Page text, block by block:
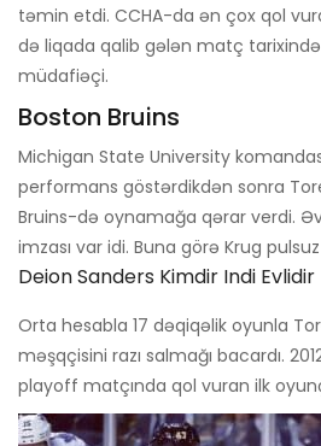
təmin etdi. CCHA-da ən çox qol
də liqada qalib gələn matç
müdafiəçi.
Boston Bruins
Michigan State University
performans göstərdikdən sonra
Bruins-də oynamağa qərar verdi.
imzası var idi. Buna görə Krug
Deion Sanders Kimdir Indi Evlidir
Orta hesabla 17 dəqiqəlik oyunla
məşqçisini razı salmağı bacardı.
playoff matçında qol vuran ilk